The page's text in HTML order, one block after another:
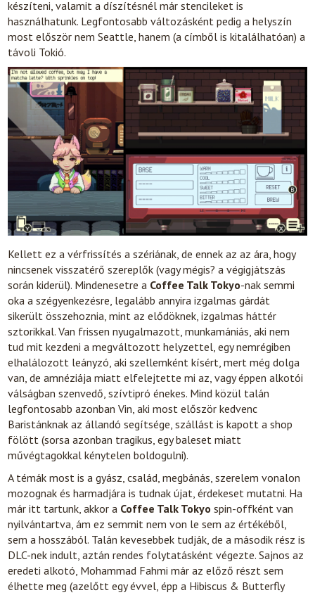
készíteni, valamit a díszítésnél már stencileket is
használhatunk. Legfontosabb változásként pedig a helyszín
most először nem Seattle, hanem (a címből is kitalálhatóan) a
távoli Tokió.
Kellett ez a vérfrissítés a szériának, de ennek az az ára, hogy
nincsenek visszatérő szereplők (vagy mégis? a végigjátszás
során kiderül). Mindenesetre a Coffee Talk Tokyo-nak semmi
oka a szégyenkezésre, legalább annyira izgalmas gárdát
sikerült összehoznia, mint az elődöknek, izgalmas háttér
sztorikkal. Van frissen nyugalmazott, munkamániás, aki nem
tud mit kezdeni a megváltozott helyzettel, egy nemrégiben
elhalálozott leányzó, aki szellemként kísért, mert még dolga
van, de amnéziája miatt elfelejtette mi az, vagy éppen alkotói
válságban szenvedő, szívtipró énekes. Mind közül talán
legfontosabb azonban Vin, aki most először kedvenc
Baristánknak az állandó segítsége, szállást is kapott a shop
fölött (sorsa azonban tragikus, egy baleset miatt
művégtagokkal kénytelen boldogulni).
A témák most is a gyász, család, megbánás, szerelem vonalon
mozognak és harmadjára is tudnak újat, érdekeset mutatni. Ha
már itt tartunk, akkor a Coffee Talk Tokyo spin-offként van
nyilvántartva, ám ez semmit nem von le sem az értékéből,
sem a hosszából. Talán kevesebbek tudják, de a második rész is
DLC-nek indult, aztán rendes folytatásként végezte. Sajnos az
eredeti alkotó, Mohammad Fahmi már az előző részt sem
élhette meg (azelőtt egy évvel, épp a Hibiscus & Butterfly